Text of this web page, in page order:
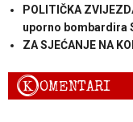
POLITIČKA
uporno bombardira
ZA SJEĆANJE NA
KOMENTARI